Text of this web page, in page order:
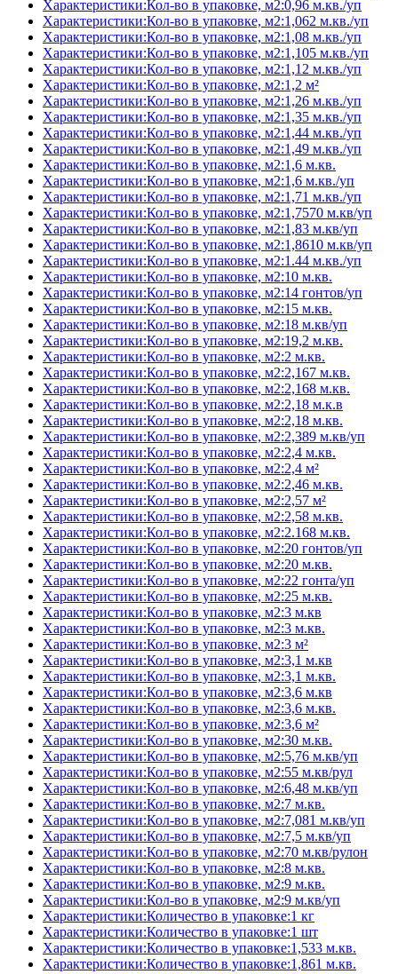
Характеристики:Кол-во в упаковке, м2:0,96 м.кв./уп
Характеристики:Кол-во в упаковке, м2:1,062 м.кв./уп
Характеристики:Кол-во в упаковке, м2:1,08 м.кв./уп
Характеристики:Кол-во в упаковке, м2:1,105 м.кв./уп
Характеристики:Кол-во в упаковке, м2:1,12 м.кв./уп
Характеристики:Кол-во в упаковке, м2:1,2 м²
Характеристики:Кол-во в упаковке, м2:1,26 м.кв./уп
Характеристики:Кол-во в упаковке, м2:1,35 м.кв./уп
Характеристики:Кол-во в упаковке, м2:1,44 м.кв./уп
Характеристики:Кол-во в упаковке, м2:1,49 м.кв./уп
Характеристики:Кол-во в упаковке, м2:1,6 м.кв.
Характеристики:Кол-во в упаковке, м2:1,6 м.кв./уп
Характеристики:Кол-во в упаковке, м2:1,71 м.кв./уп
Характеристики:Кол-во в упаковке, м2:1,7570 м.кв/уп
Характеристики:Кол-во в упаковке, м2:1,83 м.кв/уп
Характеристики:Кол-во в упаковке, м2:1,8610 м.кв/уп
Характеристики:Кол-во в упаковке, м2:1.44 м.кв./уп
Характеристики:Кол-во в упаковке, м2:10 м.кв.
Характеристики:Кол-во в упаковке, м2:14 гонтов/уп
Характеристики:Кол-во в упаковке, м2:15 м.кв.
Характеристики:Кол-во в упаковке, м2:18 м.кв/уп
Характеристики:Кол-во в упаковке, м2:19,2 м.кв.
Характеристики:Кол-во в упаковке, м2:2 м.кв.
Характеристики:Кол-во в упаковке, м2:2,167 м.кв.
Характеристики:Кол-во в упаковке, м2:2,168 м.кв.
Характеристики:Кол-во в упаковке, м2:2,18 м.к.в
Характеристики:Кол-во в упаковке, м2:2,18 м.кв.
Характеристики:Кол-во в упаковке, м2:2,389 м.кв/уп
Характеристики:Кол-во в упаковке, м2:2,4 м.кв.
Характеристики:Кол-во в упаковке, м2:2,4 м²
Характеристики:Кол-во в упаковке, м2:2,46 м.кв.
Характеристики:Кол-во в упаковке, м2:2,57 м²
Характеристики:Кол-во в упаковке, м2:2,58 м.кв.
Характеристики:Кол-во в упаковке, м2:2.168 м.кв.
Характеристики:Кол-во в упаковке, м2:20 гонтов/уп
Характеристики:Кол-во в упаковке, м2:20 м.кв.
Характеристики:Кол-во в упаковке, м2:22 гонта/уп
Характеристики:Кол-во в упаковке, м2:25 м.кв.
Характеристики:Кол-во в упаковке, м2:3 м.кв
Характеристики:Кол-во в упаковке, м2:3 м.кв.
Характеристики:Кол-во в упаковке, м2:3 м²
Характеристики:Кол-во в упаковке, м2:3,1 м.кв
Характеристики:Кол-во в упаковке, м2:3,1 м.кв.
Характеристики:Кол-во в упаковке, м2:3,6 м.кв
Характеристики:Кол-во в упаковке, м2:3,6 м.кв.
Характеристики:Кол-во в упаковке, м2:3,6 м²
Характеристики:Кол-во в упаковке, м2:30 м.кв.
Характеристики:Кол-во в упаковке, м2:5,76 м.кв/уп
Характеристики:Кол-во в упаковке, м2:55 м.кв/рул
Характеристики:Кол-во в упаковке, м2:6,48 м.кв/уп
Характеристики:Кол-во в упаковке, м2:7 м.кв.
Характеристики:Кол-во в упаковке, м2:7,081 м.кв/уп
Характеристики:Кол-во в упаковке, м2:7,5 м.кв/уп
Характеристики:Кол-во в упаковке, м2:70 м.кв/рулон
Характеристики:Кол-во в упаковке, м2:8 м.кв.
Характеристики:Кол-во в упаковке, м2:9 м.кв.
Характеристики:Кол-во в упаковке, м2:9 м.кв/уп
Характеристики:Количество в упаковке:1 кг
Характеристики:Количество в упаковке:1 шт
Характеристики:Количество в упаковке:1,533 м.кв.
Характеристики:Количество в упаковке:1,861 м.кв.